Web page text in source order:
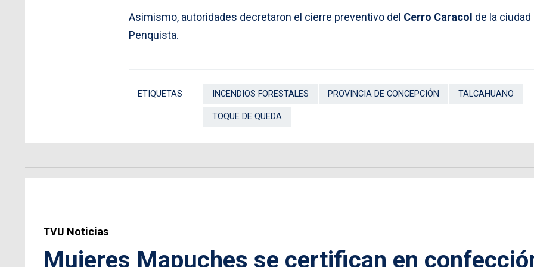
Asimismo, autoridades decretaron el cierre preventivo del Cerro Caracol de la ciudad
Penquista.
ETIQUETAS INCENDIOS FORESTALES PROVINCIA DE CONCEPCIÓN TALCAHUANO
TOQUE DE QUEDA
TVU Noticias
Mujeres Mapuches se certifican en